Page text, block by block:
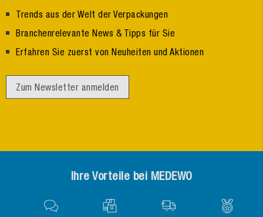
Trends aus der Welt der Verpackungen
Branchenrelevante News & Tipps für Sie
Erfahren Sie zuerst von Neuheiten und Aktionen
Zum Newsletter anmelden
Ihre Vorteile bei MEDEWO